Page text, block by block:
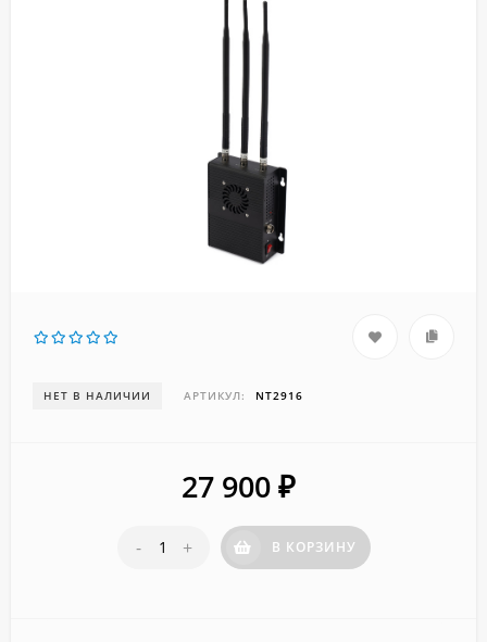
НЕТ В НАЛИЧИИ АРТИКУЛ: NT2916
27 900 ₽
- + В КОРЗИНУ